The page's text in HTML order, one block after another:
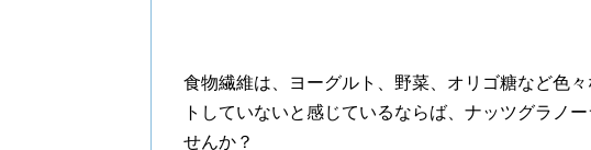
食物繊維は、ヨーグルト、野菜、オリゴ糖など色
トしていないと感じているならば、ナッツグラノ
せんか？